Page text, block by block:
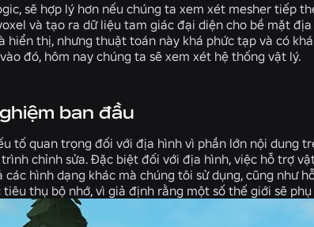
sẽ hợp lý hơn nếu chúng ta xem xét mesher tiếp
và tạo ra dữ liệu tam giác đại diện cho bề mặt
hiển thị, nhưng thuật toán này khá phức tạp và có
đó, hôm nay chúng ta sẽ xem xét hệ thống vật lý.
ban đầu
tố quan trọng đối với địa hình vì phần lớn nội dung
chỉnh sửa. Đặc biệt đối với địa hình, việc hỗ trợ
hình dạng khác mà chúng tôi sử dụng, cũng như
tiêu thụ bộ nhớ, vì giả định rằng một số thế giới sẽ